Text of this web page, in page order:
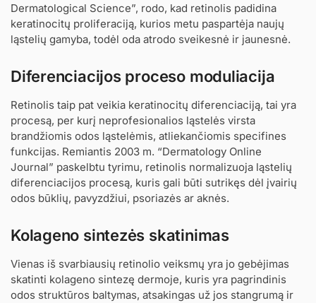
Dermatological Science”, rodo, kad retinolis padidina
keratinocitų proliferaciją, kurios metu paspartėja naujų
ląstelių gamyba, todėl oda atrodo sveikesnė ir jaunesnė.
Diferenciacijos proceso moduliacija
Retinolis taip pat veikia keratinocitų diferenciaciją, tai yra
procesą, per kurį neprofesionalios ląstelės virsta
brandžiomis odos ląstelėmis, atliekančiomis specifines
funkcijas. Remiantis 2003 m. “Dermatology Online
Journal” paskelbtu tyrimu, retinolis normalizuoja ląstelių
diferenciacijos procesą, kuris gali būti sutrikęs dėl įvairių
odos būklių, pavyzdžiui, psoriazės ar aknės.
Kolageno sintezės skatinimas
Vienas iš svarbiausių retinolio veiksmų yra jo gebėjimas
skatinti kolageno sintezę dermoje, kuris yra pagrindinis
odos struktūros baltymas, atsakingas už jos stangrumą ir